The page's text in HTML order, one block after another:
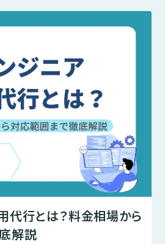
代行とは？料金相場から
解説